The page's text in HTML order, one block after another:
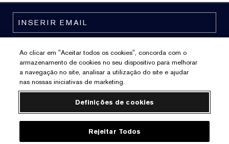
Politica de Privacidade
Ao clicar em "Aceitar todos os cookies", concorda com o
armazenamento de cookies no seu dispositivo para melhorar
a navegação no site, analisar a utilização do site e ajudar
nas nossas iniciativas de marketing.
Definições de cookies
Rejeitar Todos